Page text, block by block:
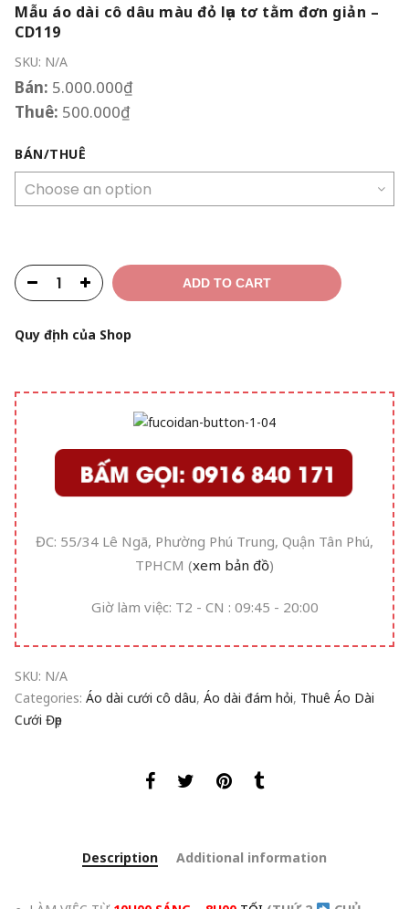
Mẫu áo dài cô dâu màu đỏ lụa tơ tằm đơn giản –
CD119
SKU: N/A
Bán: 5.000.000₫
Thuê: 500.000₫
BÁN/THUÊ
ADD TO CART
Quy định của Shop
ĐC: 55/34 Lê Ngã, Phường Phú Trung, Quận Tân Phú,
TPHCM (xem bản đồ)
Giờ làm việc: T2 - CN : 09:45 - 20:00
SKU: N/A
Categories: Áo dài cưới cô dâu, Áo dài đám hỏi, Thuê Áo Dài
Cưới Đẹp
Description Additional information